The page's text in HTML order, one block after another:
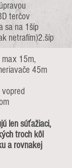
terčov
sa na 1šíp
netrafím)2.šíp
45m
len súťažiaci,
troch kôl
a rovnakej